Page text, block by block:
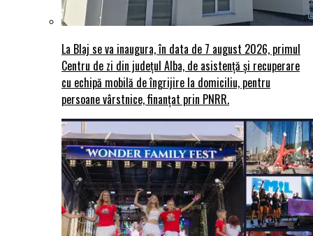
La Blaj se va inaugura, în data de 7 august 2026, primul
Centru de zi din județul Alba, de asistență și recuperare
cu echipă mobilă de îngrijire la domiciliu, pentru
persoane vârstnice, finanțat prin PNRR.